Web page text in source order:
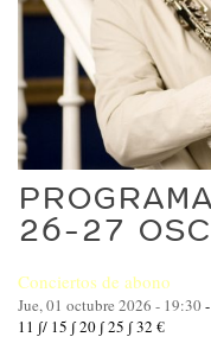
26-27
Conciertos de abono
Jue, 01 octubre 2026 - 19:30-
11 ∫/ 15 ∫ 20 ∫ 25 ∫ 32 €